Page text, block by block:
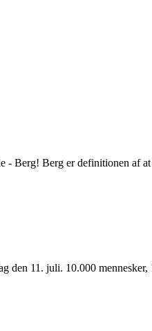
- Berg! Berg er definitionen af
11. juli. 10.000 mennesker,